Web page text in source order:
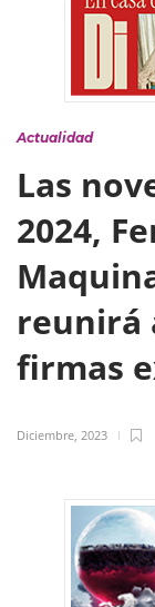
Actualidad
Las
2024,
reunirá
firmas
Diciembre, 2023